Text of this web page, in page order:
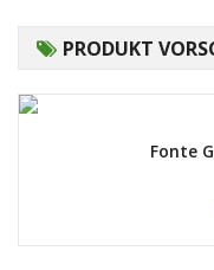
PRODUKT
Fonte